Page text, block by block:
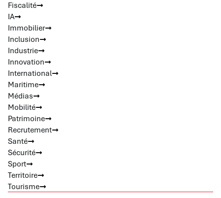
Fiscalité
IA
Immobilier
Inclusion
Industrie
Innovation
International
Maritime
Médias
Mobilité
Patrimoine
Recrutement
Santé
Sécurité
Sport
Territoire
Tourisme